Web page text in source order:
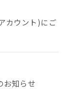
カウント)にご
お知らせ